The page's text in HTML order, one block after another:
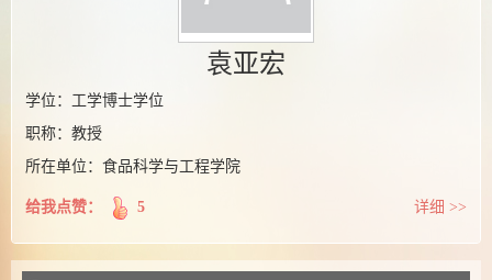
袁亚宏
学位：工学博士学位
职称：教授
所在单位：食品科学与工程学院
给我点赞： 5 详细 >>